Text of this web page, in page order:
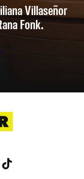
Villaseñor
Fonk.
YouTube